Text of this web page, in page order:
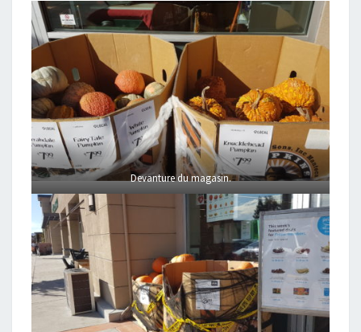
Devanture du magasin.